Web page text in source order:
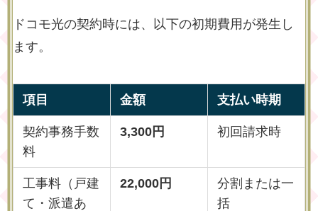
ドコモ光の契約時には、以下の初期費用が発生し
ます。
項目 金額 支払い時期
契約事務手数
料
3,300円 初回請求時
工事料（戸建
て・派遣あ
22,000円
分割または一
括